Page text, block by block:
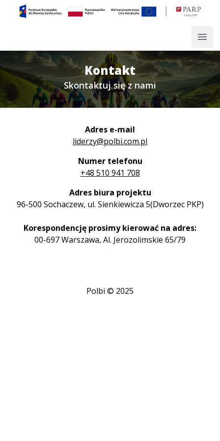
Kontakt
Skontaktuj się z nami
Adres e-mail
liderzy@polbi.com.pl
Numer telefonu
+48 510 941 708
Adres biura projektu
96-500 Sochaczew, ul. Sienkiewicza 5(Dworzec PKP)
Korespondencję prosimy kierować na adres:
00-697 Warszawa, Al. Jerozolimskie 65/79
Polbi © 2025